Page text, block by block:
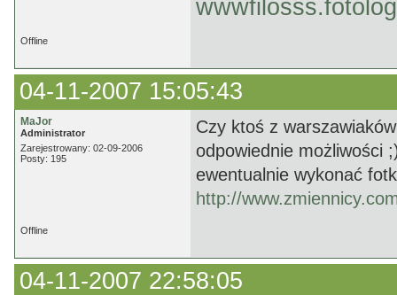
Offline
04-11-2007 15:05:43
MaJor
Administrator
Zarejestrowany: 02-09-2006
Posty: 195
Czy ktoś z
odpowiednie możliwości
ewentualnie wykonać
http://
Offline
04-11-2007 22:58:05